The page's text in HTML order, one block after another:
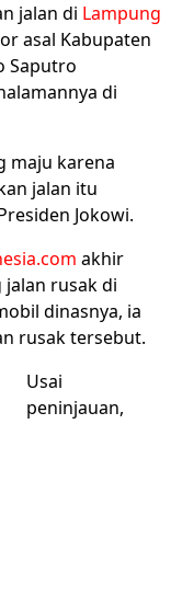
jalan di Lampung
asal Kabupaten
Saputro
di
maju karena
jalan itu
Jokowi.
akhir
jalan rusak di
dinasnya, ia
rusak tersebut.
Usai
peninjauan,